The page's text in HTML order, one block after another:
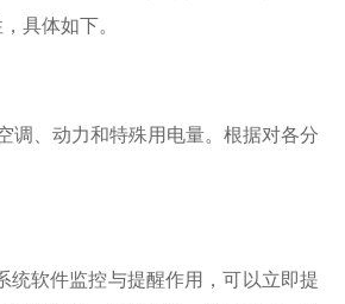
具体如下。
调、动力和特殊用电量。根据对各分
统软件监控与提醒作用，可以立即提